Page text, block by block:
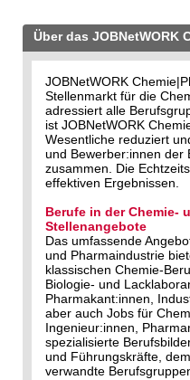
Über das JOBNetWORK
JOBNetWORK
Stellenmarkt für die
adressiert alle
ist JOBNetWORK
Wesentliche reduziert
und Bewerber:innen der
zusammen. Die
effektiven Ergebnissen.
Berufe in der Chemie-
Stellenangebote
Das umfassende
und Pharmaindustrie
klassischen Chemie-
Biologie- und
Pharmakant:innen,
aber auch Jobs für
Ingenieur:innen,
spezialisierte
und Führungskräfte,
verwandte